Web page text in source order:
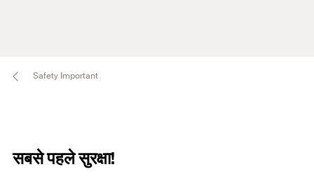
Safety Important
सबसे पहले सुरक्षा!